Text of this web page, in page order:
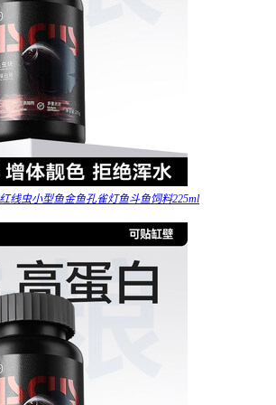
线虫小型鱼金鱼孔雀灯鱼斗鱼饲料225ml